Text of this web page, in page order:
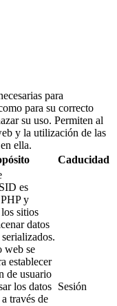
para
para su correcto
su uso. Permiten al
y la utilización de las
ella.
Caducidad
es
y
sitios
datos
web se
establecer
de usuario
los datos
través de
Sesión